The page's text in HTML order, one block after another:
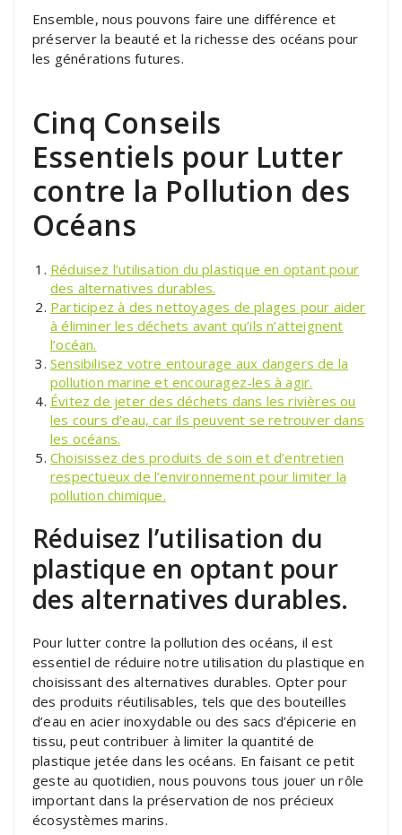
Ensemble, nous pouvons faire une différence et
préserver la beauté et la richesse des océans pour
les générations futures.
Cinq Conseils
Essentiels pour Lutter
contre la Pollution des
Océans
Réduisez l’utilisation du plastique en optant pour
des alternatives durables.
Participez à des nettoyages de plages pour aider
à éliminer les déchets avant qu’ils n’atteignent
l’océan.
Sensibilisez votre entourage aux dangers de la
pollution marine et encouragez-les à agir.
Évitez de jeter des déchets dans les rivières ou
les cours d’eau, car ils peuvent se retrouver dans
les océans.
Choisissez des produits de soin et d’entretien
respectueux de l’environnement pour limiter la
pollution chimique.
Réduisez l’utilisation du
plastique en optant pour
des alternatives durables.
Pour lutter contre la pollution des océans, il est
essentiel de réduire notre utilisation du plastique en
choisissant des alternatives durables. Opter pour
des produits réutilisables, tels que des bouteilles
d’eau en acier inoxydable ou des sacs d’épicerie en
tissu, peut contribuer à limiter la quantité de
plastique jetée dans les océans. En faisant ce petit
geste au quotidien, nous pouvons tous jouer un rôle
important dans la préservation de nos précieux
écosystèmes marins.